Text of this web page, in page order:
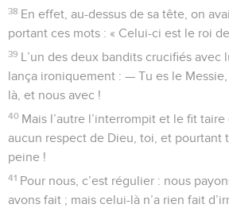
38 En effet, au-dessus de sa tête, on
portant ces mots : « Celui-ci est le roi
39 L’un des deux bandits crucifiés avec
lança ironiquement : — Tu es le
là, et nous avec !
40 Mais l’autre l’interrompit et le fit
aucun respect de Dieu, toi, et pourtant
peine !
41 Pour nous, c’est régulier : nous
avons fait ; mais celui-là n’a rien fait